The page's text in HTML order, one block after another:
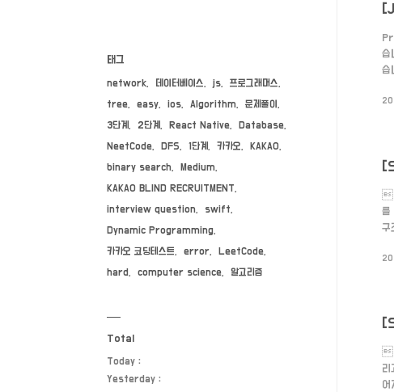
습

를
구

리
태그
network 데이터베이스 js
프로그래머스
tree
easy ios Algorithm
문제풀이
3단계
2단계 React Native
Database
NeetCode
DFS 1단계 카카오
KAKAO
binary search
Medium
KAKAO BLIND RECRUITMENT
interview question
swift
Dynamic Programming
카카오 코딩테스트
error
LeetCode
hard
computer science 알고리즘
Total
Today :
Yesterday :